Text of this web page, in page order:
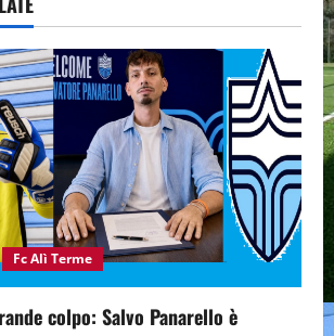
Fc Alì Terme
colpo: Salvo Panarello è